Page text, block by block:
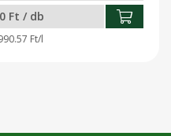
Ft / db
Ft/l